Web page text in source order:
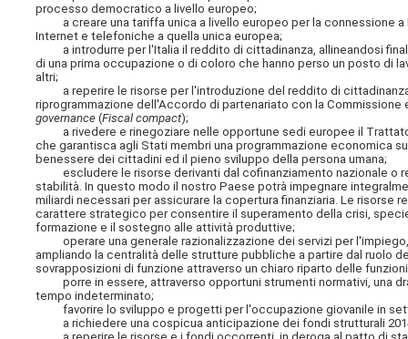
processo democratico a livello europeo;
a creare una tariffa unica a livello europeo per la connessione a
Internet e telefoniche a quella unica europea;
a introdurre per l'Italia il reddito di cittadinanza, allineandosi
di una prima occupazione o di coloro che hanno perso un posto di
altri;
a reperire le risorse per l'introduzione del reddito di cittadinanza
riprogrammazione dell'Accordo di partenariato con la
governance (Fiscal compact);
a rivedere e rinegoziare nelle opportune sedi europee il
che garantisca agli Stati membri una programmazione economica
benessere dei cittadini ed il pieno sviluppo della persona umana;
escludere le risorse derivanti dal cofinanziamento nazionale o
stabilità. In questo modo il nostro Paese potrà impegnare
miliardi necessari per assicurare la copertura finanziaria. Le risorse
carattere strategico per consentire il superamento della crisi,
formazione e il sostegno alle attività produttive;
operare una generale razionalizzazione dei servizi per
ampliando la centralità delle strutture pubbliche a partire dal ruolo
sovrapposizioni di funzione attraverso un chiaro riparto delle
porre in essere, attraverso opportuni strumenti normativi, una
tempo indeterminato;
favorire lo sviluppo e progetti per l'occupazione giovanile in
a richiedere una cospicua anticipazione dei fondi strutturali